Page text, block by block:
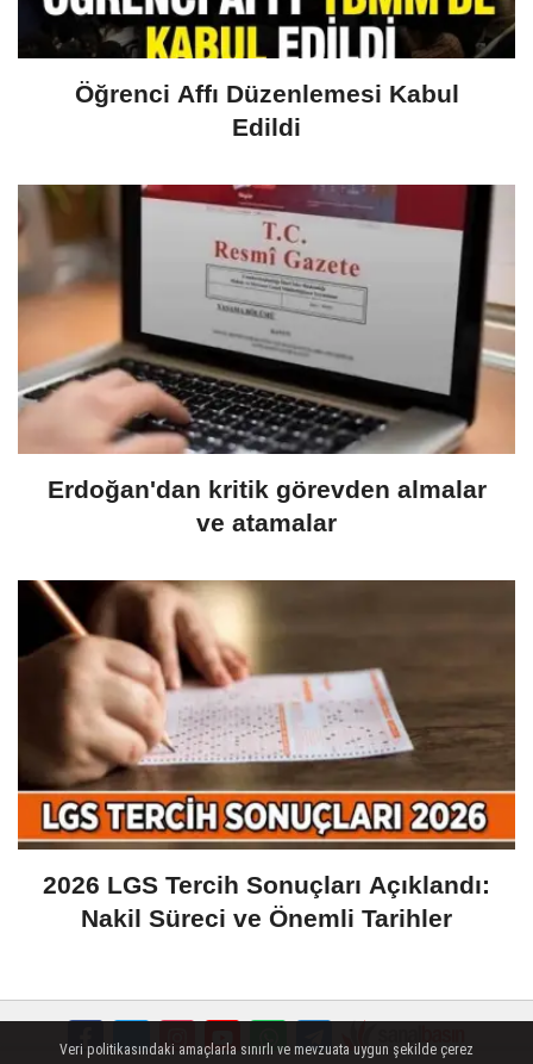
Öğrenci Affı Düzenlemesi Kabul
Edildi
Erdoğan'dan kritik görevden almalar
ve atamalar
2026 LGS Tercih Sonuçları Açıklandı:
Nakil Süreci ve Önemli Tarihler
Veri politikasındaki amaçlarla sınırlı ve mevzuata uygun şekilde çerez